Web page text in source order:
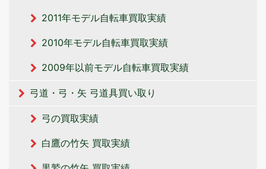
2011年モデル自転車買取実績
2010年モデル自転車買取実績
2009年以前モデル自転車買取実績
弓道・弓・矢 弓道具買い取り
弓の買取実績
白鷹の竹矢 買取実績